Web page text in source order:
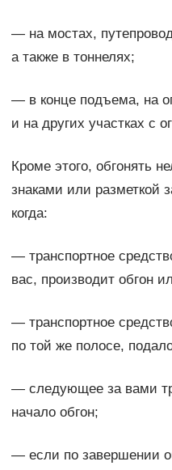
— на мостах,
а также в тоннелях;
— в конце подъема, на
и на других участках с
Кроме этого, обгонять
знаками или разметкой
когда:
— транспортное
вас, производит обгон
— транспортное
по той же полосе,
— следующее за вами
начало обгон;
— если по завершении